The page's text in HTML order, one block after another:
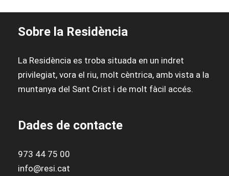
Sobre la Residència
La Residència es troba situada en un indret
privilegiat, vora el riu, molt cèntrica, amb vista a la
muntanya del Sant Crist i de molt fàcil accés.
Dades de contacte
973 44 75 00
info@resi.cat